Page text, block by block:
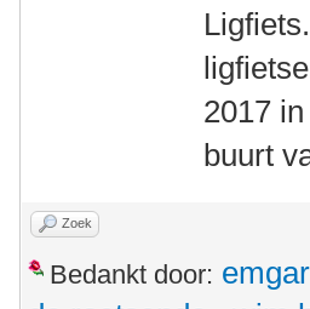
2017
buurt
Zoek
Bedankt door: